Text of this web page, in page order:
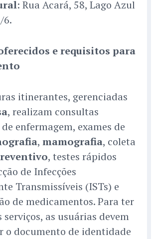
: Rua Acará, 58, Lago Azul
6.
e requisitos para
itinerantes, gerenciadas
, realizam consultas
enfermagem, exames de
, mamografia, coleta
, testes rápidos
de Infecções
Transmissíveis (ISTs) e
de medicamentos. Para ter
serviços, as usuárias devem
o documento de identidade